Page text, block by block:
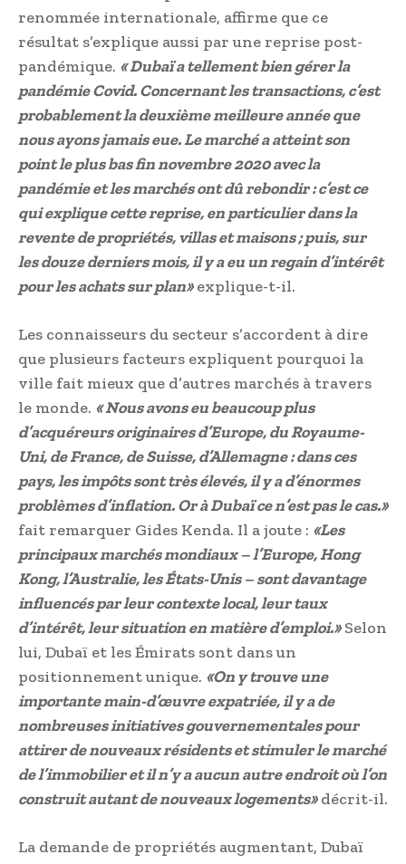
renommée internationale, affirme que ce
résultat s’explique aussi par une reprise post-
pandémique. « Dubaï a tellement bien gérer la
pandémie Covid. Concernant les transactions, c’est
probablement la deuxième meilleure année que
nous ayons jamais eue. Le marché a atteint son
point le plus bas fin novembre 2020 avec la
pandémie et les marchés ont dû rebondir : c’est ce
qui explique cette reprise, en particulier dans la
revente de propriétés, villas et maisons ; puis, sur
les douze derniers mois, il y a eu un regain d’intérêt
pour les achats sur plan»explique-t-il.
Les connaisseurs du secteur s’accordent à dire
que plusieurs facteurs expliquent pourquoi la
ville fait mieux que d’autres marchés à travers
le monde. « Nous avons eu beaucoup plus
d’acquéreurs originaires d’Europe, du Royaume-
Uni, de France, de Suisse, d’Allemagne : dans ces
pays, les impôts sont très élevés, il y a d’énormes
problèmes d’inflation. Or à Dubaï ce n’est pas le cas.»
fait remarquer Gides Kenda. Il a joute : «Les
principaux marchés mondiaux – l’Europe, Hong
Kong, l’Australie, les États-Unis – sont davantage
influencés par leur contexte local, leur taux
d’intérêt, leur situation en matière d’emploi.»Selon
lui, Dubaï et les Émirats sont dans un
positionnement unique. «On y trouve une
importante main-d’œuvre expatriée, il y a de
nombreuses initiatives gouvernementales pour
attirer de nouveaux résidents et stimuler le marché
de l’immobilier et il n’y a aucun autre endroit où l’on
construit autant de nouveaux logements»décrit-il.
La demande de propriétés augmentant, Dubaï